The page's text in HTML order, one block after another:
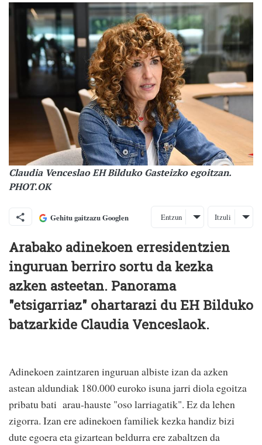
Claudia Venceslao EH Bilduko Gasteizko egoitzan.
PHOT.OK
Gehitu gaitzazu Googlen Entzun Itzuli
Arabako adinekoen erresidentzien
inguruan berriro sortu da kezka
azken asteetan. Panorama
"etsigarriaz" ohartarazi du EH Bilduko
batzarkide Claudia Venceslaok.
Adinekoen zaintzaren inguruan albiste izan da azken
astean aldundiak 180.000 euroko isuna jarri diola egoitza
pribatu bati arau-hauste "oso larriagatik". Ez da lehen
zigorra. Izan ere adinekoen familiek kezka handiz bizi
dute egoera eta gizartean beldurra ere zabaltzen da